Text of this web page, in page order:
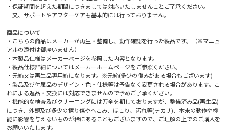
・保証期間を超えた期間につきましては対応いたしませんことご了承ください。
又、サポートやアフターケアも基本的には行っておりません。
商品について
・こちらの商品はメーカーが再生・整備し、動作確認を行った製品です。（※マニュ
アルの添付は御座いません）
・本製品仕様はメーカーページを参照した内容となります。
・製品仕様詳細についてはメーカーホームページをご参照ください。
・元箱又は再生品専用箱になります。※元箱(多少の傷みがある場合もございます)
・製品及び付属品のデザイン・色・仕様等は予告なく変更される場合があります。こ
れによる返品・交換には対応できませんので予めご了承ください。
・機能的な検査及びクリーニングには万全を期しておりますが、整備済み品(再生品)
につき、外観及び多少の擦り傷やへこみ、ほこり、汚れ等(テカリ)、本来の動作や機
能に影響を与えないものが稀にあることもございますので、ご理解の上でのご購入を
お願いいたします。